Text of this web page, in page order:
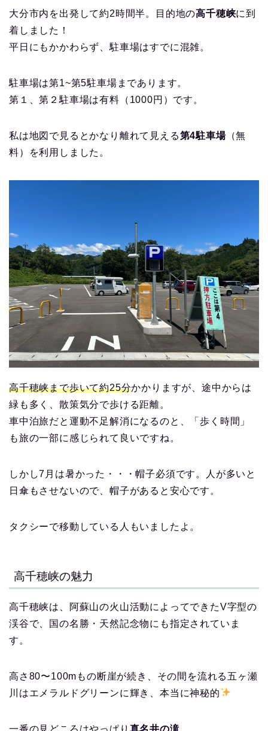
大分市内を出発して約2時間半。目的地の高千穂峡に到
着しました！
平日にもかかわらず、駐車場はすでに混雑。
駐車場は第1~第5駐車場まであります。
第１、第２駐車場は有料（1000円）です。
私は地図で見るとかなり離れて見える第4駐車場（無
料）を利用しました。
高千穂峡まで歩いて約25分かかりますが、途中からは
緑も多く、散策気分で歩ける距離。
車中泊旅だと運動不足解消になるのと、「歩く時間」
も旅の一部に感じられて良いですね。
しかし7月は暑かった・・・帽子必須です。人が多いと
日傘もさせないので、帽子があると安心です。
タクシーで移動している人もいましたよ。
高千穂峡の魅力
高千穂峡は、阿蘇山の火山活動によってできたV字型の
渓谷で、国の名勝・天然記念物にも指定されていま
す。
高さ80〜100mもの断崖が続き、その間を流れる五ヶ瀬
川はエメラルドグリーンに輝き、本当に神秘的
一番の見どころはやっぱり 真名井の滝